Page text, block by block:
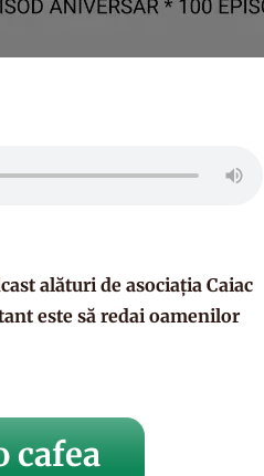
alături de asociația Caiac
este să redai oamenilor
cafea